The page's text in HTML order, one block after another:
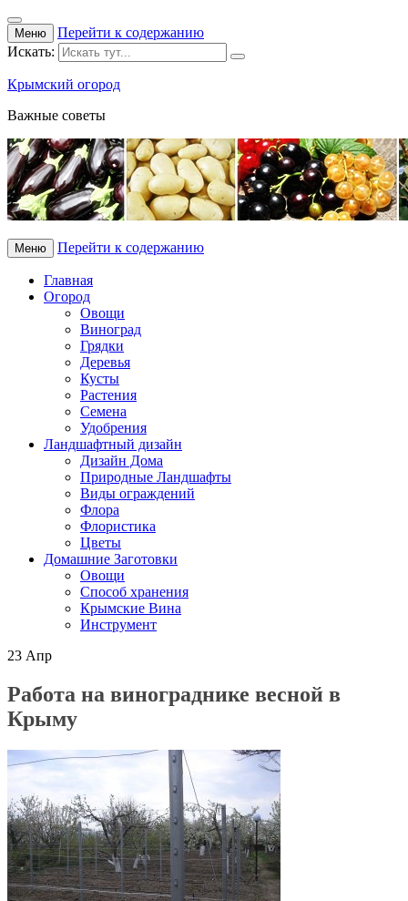
Меню
Перейти к содержанию
Искать:
Крымский огород
Важные советы
Меню Перейти к содержанию
Главная
Огород
Овощи
Виноград
Грядки
Деревья
Кусты
Растения
Семена
Удобрения
Ландшафтный дизайн
Дизайн Дома
Природные Ландшафты
Виды ограждений
Флора
Флористика
Цветы
Домашние Заготовки
Овощи
Способ хранения
Крымские Вина
Инструмент
23 Апр
Работа на винограднике весной в
Крыму